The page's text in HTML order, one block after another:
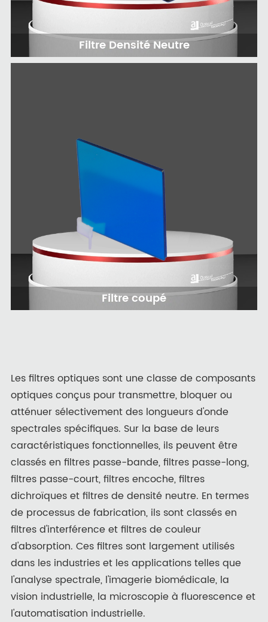
Filtre Densité Neutre
Filtre coupé
Les filtres optiques sont une classe de composants
optiques conçus pour transmettre, bloquer ou
atténuer sélectivement des longueurs d'onde
spectrales spécifiques. Sur la base de leurs
caractéristiques fonctionnelles, ils peuvent être
classés en filtres passe-bande, filtres passe-long,
filtres passe-court, filtres encoche, filtres
dichroïques et filtres de densité neutre. En termes
de processus de fabrication, ils sont classés en
filtres d'interférence et filtres de couleur
d'absorption. Ces filtres sont largement utilisés
dans les industries et les applications telles que
l'analyse spectrale, l'imagerie biomédicale, la
vision industrielle, la microscopie à fluorescence et
l'automatisation industrielle.